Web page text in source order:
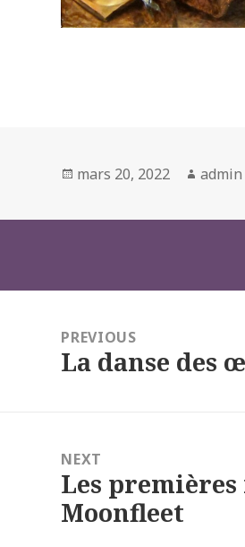
Posted
mars 20, 2022 Author
admin
l’article
PREVIOUS
Previous
La danse des
NEXT
Next
post:
Les
Moonfleet